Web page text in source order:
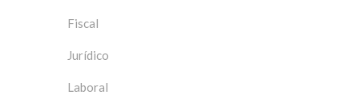
Fiscal
Jurídico
Laboral